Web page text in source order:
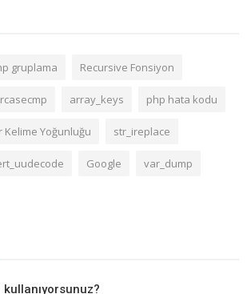
gruplama Recursive Fonsiyon
array_keys php hata kodu
Kelime Yoğunluğu str_ireplace
Google var_dump
kullanıyorsunuz?